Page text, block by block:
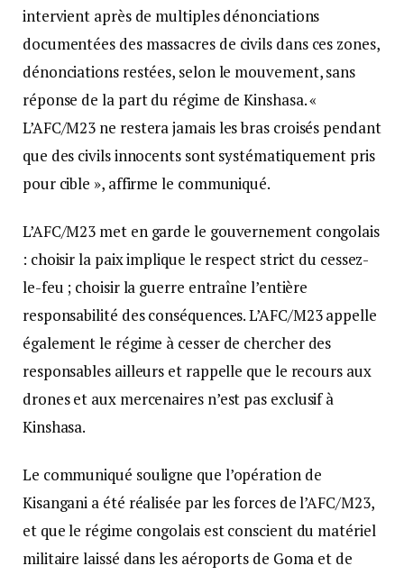
intervient après de multiples dénonciations
documentées des massacres de civils dans ces zones,
dénonciations restées, selon le mouvement, sans
réponse de la part du régime de Kinshasa. «
L’AFC/M23 ne restera jamais les bras croisés pendant
que des civils innocents sont systématiquement pris
pour cible », affirme le communiqué.
L’AFC/M23 met en garde le gouvernement congolais
: choisir la paix implique le respect strict du cessez-
le-feu ; choisir la guerre entraîne l’entière
responsabilité des conséquences. L’AFC/M23 appelle
également le régime à cesser de chercher des
responsables ailleurs et rappelle que le recours aux
drones et aux mercenaires n’est pas exclusif à
Kinshasa.
Le communiqué souligne que l’opération de
Kisangani a été réalisée par les forces de l’AFC/M23,
et que le régime congolais est conscient du matériel
militaire laissé dans les aéroports de Goma et de